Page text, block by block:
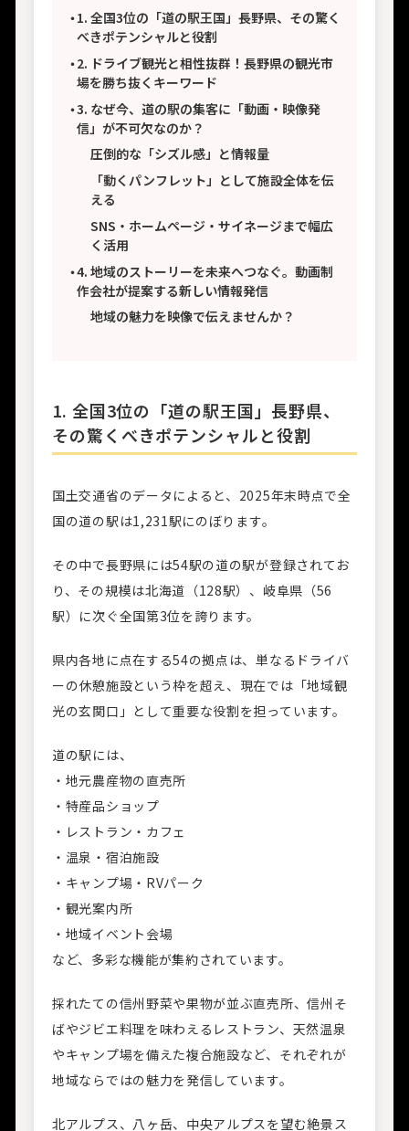
1. 全国3位の「道の駅王国」長野県、その驚く
べきポテンシャルと役割
2. ドライブ観光と相性抜群！長野県の観光市
場を勝ち抜くキーワード
3. なぜ今、道の駅の集客に「動画・映像発
信」が不可欠なのか？
圧倒的な「シズル感」と情報量
「動くパンフレット」として施設全体を伝
える
SNS・ホームページ・サイネージまで幅広
く活用
4. 地域のストーリーを未来へつなぐ。動画制
作会社が提案する新しい情報発信
地域の魅力を映像で伝えませんか？
1. 全国3位の「道の駅王国」長野県、
その驚くべきポテンシャルと役割
国土交通省のデータによると、2025年末時点で全
国の道の駅は1,231駅にのぼります。
その中で長野県には54駅の道の駅が登録されてお
り、その規模は北海道（128駅）、岐阜県（56
駅）に次ぐ全国第3位を誇ります。
県内各地に点在する54の拠点は、単なるドライバ
ーの休憩施設という枠を超え、現在では「地域観
光の玄関口」として重要な役割を担っています。
道の駅には、
・地元農産物の直売所
・特産品ショップ
・レストラン・カフェ
・温泉・宿泊施設
・キャンプ場・RVパーク
・観光案内所
・地域イベント会場
など、多彩な機能が集約されています。
採れたての信州野菜や果物が並ぶ直売所、信州そ
ばやジビエ料理を味わえるレストラン、天然温泉
やキャンプ場を備えた複合施設など、それぞれが
地域ならではの魅力を発信しています。
北アルプス、八ヶ岳、中央アルプスを望む絶景ス